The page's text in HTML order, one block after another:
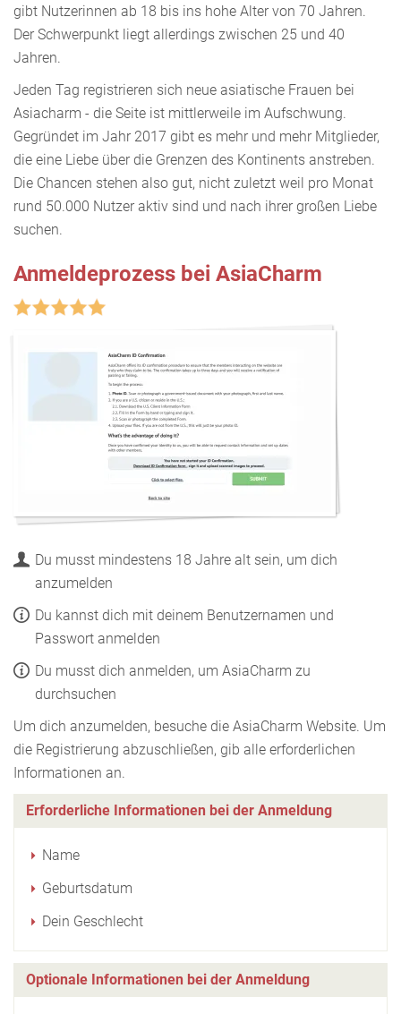
gibt Nutzerinnen ab 18 bis ins hohe Alter von 70 Jahren.
Der Schwerpunkt liegt allerdings zwischen 25 und 40
Jahren.
Jeden Tag registrieren sich neue asiatische Frauen bei
Asiacharm - die Seite ist mittlerweile im Aufschwung.
Gegründet im Jahr 2017 gibt es mehr und mehr Mitglieder,
die eine Liebe über die Grenzen des Kontinents anstreben.
Die Chancen stehen also gut, nicht zuletzt weil pro Monat
rund 50.000 Nutzer aktiv sind und nach ihrer großen Liebe
suchen.
Anmeldeprozess bei AsiaCharm
Du musst mindestens 18 Jahre alt sein, um dich
anzumelden
Du kannst dich mit deinem Benutzernamen und
Passwort anmelden
Du musst dich anmelden, um AsiaCharm zu
durchsuchen
Um dich anzumelden, besuche die AsiaCharm Website. Um
die Registrierung abzuschließen, gib alle erforderlichen
Informationen an.
Erforderliche Informationen bei der Anmeldung
Name
Geburtsdatum
Dein Geschlecht
Optionale Informationen bei der Anmeldung